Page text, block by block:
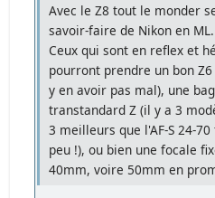
Avec le Z8 tout le monder
savoir-faire de Nikon en ML.
Ceux qui sont en reflex et
pourront prendre un bon
y en avoir pas mal), une
transtandard Z (il y a 3
3 meilleurs que l'AF-S 24-70
peu !), ou bien une focale
40mm, voire 50mm en